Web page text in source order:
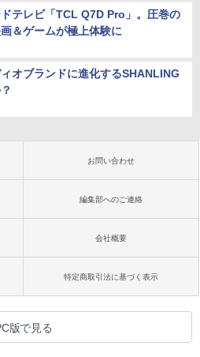
テレビ「TCL Q7D Pro」。圧巻の
＆ゲームが極上体験に
オブランドに進化するSHANLING
お問い合わせ
編集部へのご連絡
会社概要
特定商取引法に基づく表示
版で見る